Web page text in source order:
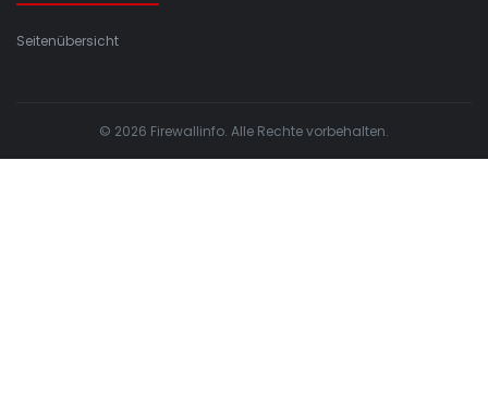
Seitenübersicht
© 2026 Firewallinfo. Alle Rechte vorbehalten.